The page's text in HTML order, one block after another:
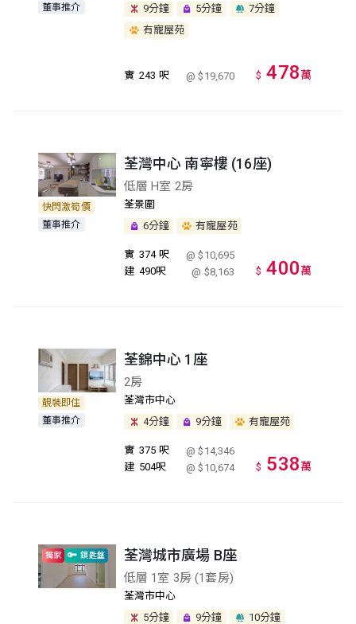
董事推介
9分鐘
5分鐘
7分鐘
有寵屋苑
實 243 呎 @ $19,670 $ 478萬
快閃激筍價
董事推介
荃灣中心 南寧樓 (16座)
低層 H室 2房
荃景圍
6分鐘
有寵屋苑
實 374 呎
@ $10,695
建 490呎 @ $8,163 $ 400萬
靚裝即住
董事推介
荃錦中心 1座
2房
荃灣市中心
4分鐘
9分鐘 有寵屋苑
實 375 呎
@ $14,346
建 504呎 @ $10,674 $ 538萬
獨家 鎖匙盤 荃灣城市廣場 B座
低層 1室 3房 (1套房)
荃灣市中心
5分鐘
9分鐘 10分鐘